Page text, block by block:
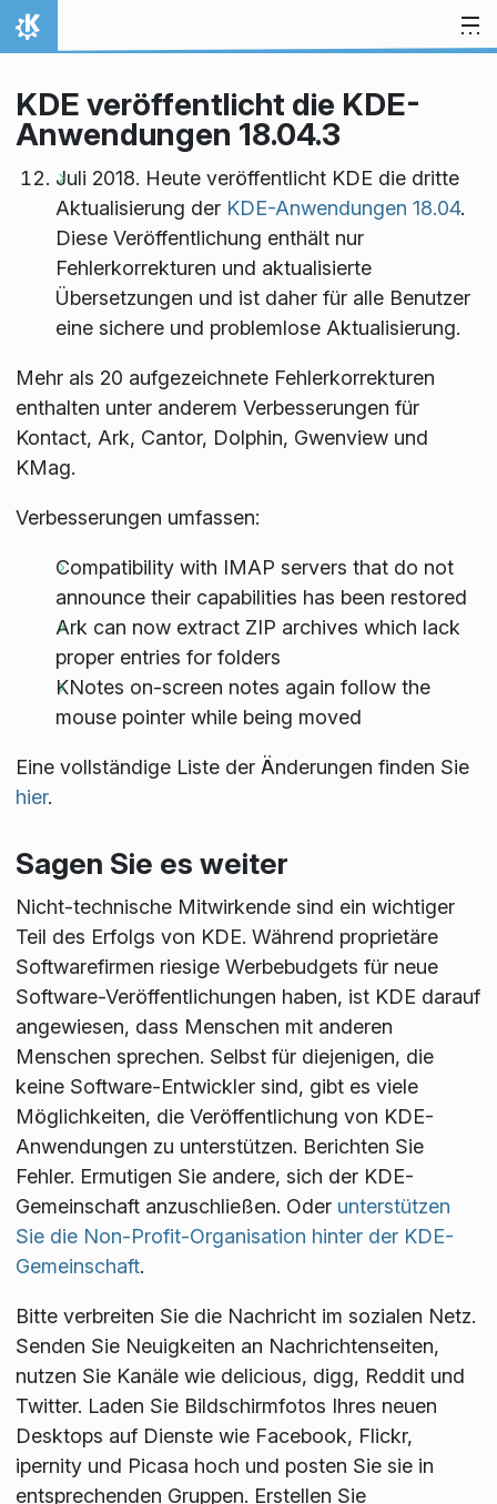
Zum Inhalt springen
Startseite
KDE veröffentlicht die KDE-
Anwendungen 18.04.3
Juli 2018. Heute veröffentlicht KDE die dritte
Aktualisierung der KDE-Anwendungen 18.04.
Diese Veröffentlichung enthält nur
Fehlerkorrekturen und aktualisierte
Übersetzungen und ist daher für alle Benutzer
eine sichere und problemlose Aktualisierung.
Mehr als 20 aufgezeichnete Fehlerkorrekturen
enthalten unter anderem Verbesserungen für
Kontact, Ark, Cantor, Dolphin, Gwenview und
KMag.
Verbesserungen umfassen:
Compatibility with IMAP servers that do not
announce their capabilities has been restored
Ark can now extract ZIP archives which lack
proper entries for folders
KNotes on-screen notes again follow the
mouse pointer while being moved
Eine vollständige Liste der Änderungen finden Sie
hier.
Sagen Sie es weiter
Nicht-technische Mitwirkende sind ein wichtiger
Teil des Erfolgs von KDE. Während proprietäre
Softwarefirmen riesige Werbebudgets für neue
Software-Veröffentlichungen haben, ist KDE darauf
angewiesen, dass Menschen mit anderen
Menschen sprechen. Selbst für diejenigen, die
keine Software-Entwickler sind, gibt es viele
Möglichkeiten, die Veröffentlichung von KDE-
Anwendungen zu unterstützen. Berichten Sie
Fehler. Ermutigen Sie andere, sich der KDE-
Gemeinschaft anzuschließen. Oder unterstützen
Sie die Non-Profit-Organisation hinter der KDE-
Gemeinschaft.
Bitte verbreiten Sie die Nachricht im sozialen Netz.
Senden Sie Neuigkeiten an Nachrichtenseiten,
nutzen Sie Kanäle wie delicious, digg, Reddit und
Twitter. Laden Sie Bildschirmfotos Ihres neuen
Desktops auf Dienste wie Facebook, Flickr,
ipernity und Picasa hoch und posten Sie sie in
entsprechenden Gruppen. Erstellen Sie